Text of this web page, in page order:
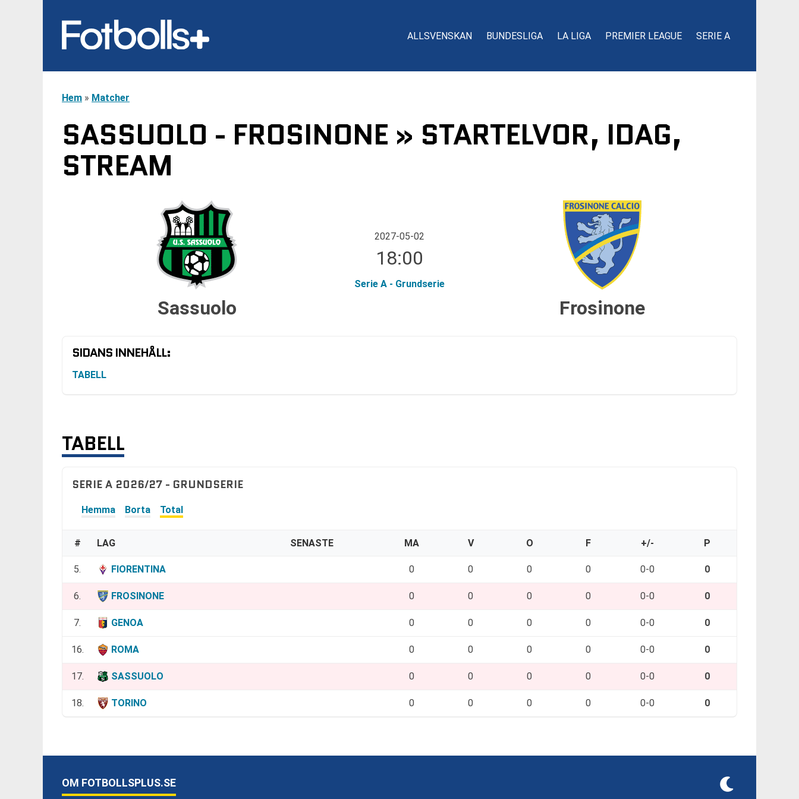
ALLSVENSKAN BUNDESLIGA LA LIGA PREMIER LEAGUE SERIE A
Hem » Matcher
SASSUOLO - FROSINONE » STARTELVOR, IDAG,
STREAM
Sassuolo
2027-05-02
18:00
Serie A - Grundserie
Frosinone
SIDANS INNEHÅLL:
TABELL
TABELL
SERIE A 2026/27 - GRUNDSERIE
Hemma Borta Total
# LAG SENASTE MA V O F +/- P
5. FIORENTINA 0 0 0 0 0-0 0
6. FROSINONE 0 0 0 0 0-0 0
7. GENOA 0 0 0 0 0-0 0
16. ROMA 0 0 0 0 0-0 0
17. SASSUOLO 0 0 0 0 0-0 0
18. TORINO 0 0 0 0 0-0 0
OM FOTBOLLSPLUS.SE